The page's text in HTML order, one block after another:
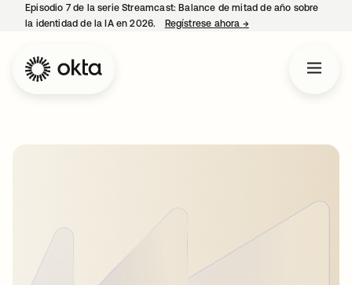
Episodio 7 de la serie Streamcast: Balance de mitad de año sobre
la identidad de la IA en 2026.
Regístrese ahora →se abre en una